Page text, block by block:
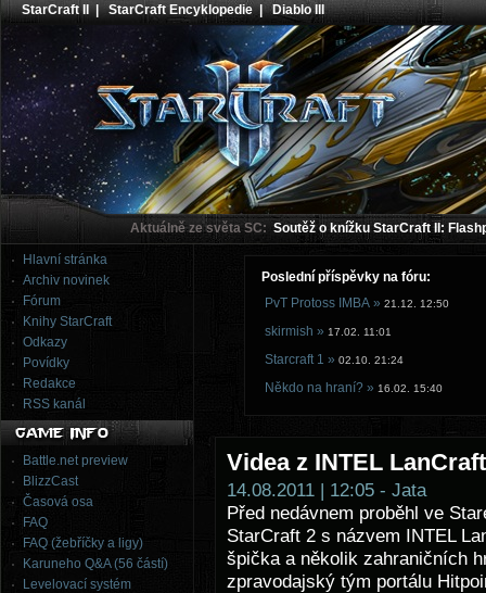
StarCraft II |StarCraft Encyklopedie|Diablo III
Aktuálně ze světa SC: Soutěž o knížku StarCraft II:
Hlavní stránka
Archiv novinek
Fórum
Knihy StarCraft
Odkazy
Povídky
Redakce
RSS kanál
Battle.net preview
BlizzCast
Časová osa
FAQ
FAQ (žebříčky a ligy)
Karuneho Q&A (56 částí)
Levelovací systém
Poslední příspěvky na fóru:
PvT Protoss IMBA » 21.12. 12:50
skirmish » 17.02. 11:01
Starcraft 1 » 02.10. 21:24
Někdo na hraní? » 16.02. 15:40
Videa z INTEL
14.08.2011 | 12:05 - Jata
Před nedávnem proběhl ve
StarCraft 2 s názvem INTEL
špička a několik zahraničních
zpravodajský tým portálu